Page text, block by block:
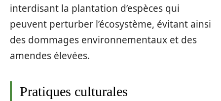
interdisant la plantation d’espèces qui
peuvent perturber l’écosystème, évitant ainsi
des dommages environnementaux et des
amendes élevées.
Pratiques culturales